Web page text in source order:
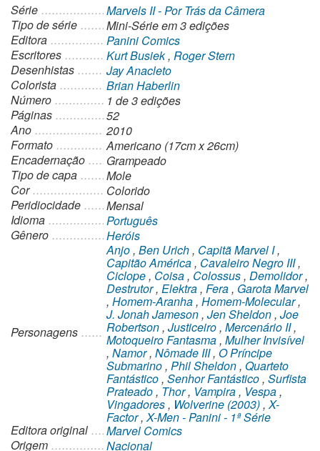
Série
Marvels II - Por Trás da Câmera
Tipo de série
Mini-Sérieem 3 edições
Editora
Panini Comics
Escritores
Kurt Busiek, Roger Stern
Desenhistas
Jay Anacleto
Colorista
Brian Haberlin
Número
1 de 3 edições
Páginas
52
Ano
2010
Formato
Americano (17cm x 26cm)
Encadernação
Grampeado
Tipo de capa
Mole
Cor
Colorido
Peridiocidade
Mensal
Idioma
Português
Gênero
Heróis
Personagens
Anjo, Ben Urich, Capitã Marvel I,
Capitão América, Cavaleiro Negro III,
Ciclope, Coisa, Colossus, Demolidor,
Destrutor, Elektra, Fera, Garota Marvel
, Homem-Aranha, Homem-Molecular,
J. Jonah Jameson, Jen Sheldon, Joe
Robertson, Justiceiro, Mercenário II,
Motoqueiro Fantasma, Mulher Invisível
, Namor, Nômade III, O Príncipe
Submarino, Phil Sheldon, Quarteto
Fantástico, Senhor Fantástico, Surfista
Prateado, Thor, Vampira, Vespa,
Vingadores, Wolverine (2003),X-
Factor,X-Men - Panini - 1ª Série
Editora original
Marvel Comics
Origem
Nacional